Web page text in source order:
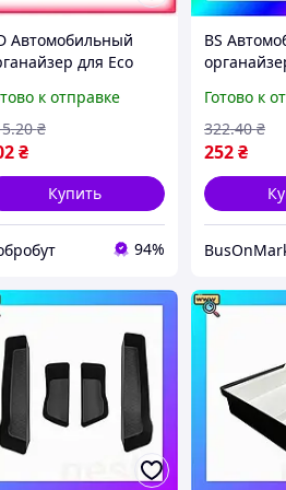
Автомобильный
для Eco
пластиковый
белый для
Dobro-A
к отправке
₴
.20 ₴
Купить
94%
BS
задней
Готово к
252₴
322.40 ₴